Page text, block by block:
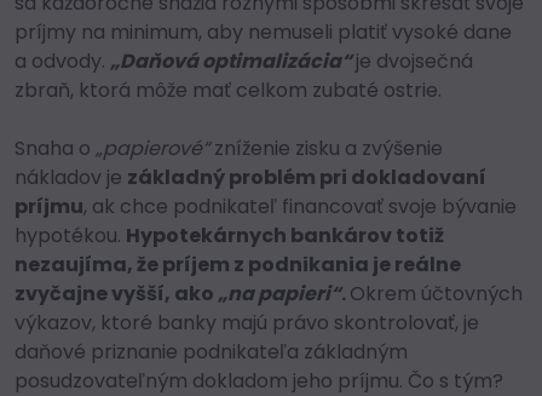
príjmy na minimum, aby nemuseli platiť vysoké dane
a odvody. „Daňová optimalizácia“je dvojsečná
zbraň, ktorá môže mať celkom zubaté ostrie.
Snaha o „papierové“zníženie zisku a zvýšenie
nákladov je základný problém pri dokladovaní
príjmu, ak chce podnikateľ financovať svoje bývanie
hypotékou. Hypotekárnych bankárov totiž
nezaujíma, že príjem z podnikania je reálne
zvyčajne vyšší, ako „na papieri“.Okrem účtovných
výkazov, ktoré banky majú právo skontrolovať, je
daňové priznanie podnikateľa základným
posudzovateľným dokladom jeho príjmu. Čo s tým?